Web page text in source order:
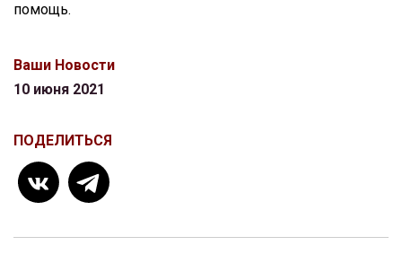
помощь.
Ваши Новости
10 июня 2021
ПОДЕЛИТЬСЯ